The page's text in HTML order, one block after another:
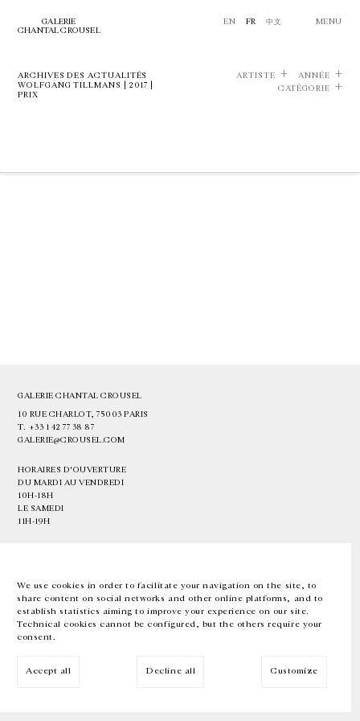
We use cookies in order to facilitate your navigation on the site, to
share content on social networks and other online platforms, and to
establish statistics aiming to improve your experience on our site.
Technical cookies cannot be configured, but the others require your
consent.
Accept all Decline all Customize
GALERIE
CHANTAL CROUSEL
EN FR 中文 MENU
ARCHIVES DES ACTUALITÉS
WOLFGANG TILLMANS | 2017 |
PRIX
ARTISTE
ANNÉE
CATÉGORIE
GALERIE CHANTAL CROUSEL
10 RUE CHARLOT, 75003 PARIS
T. +33 1 42 77 38 87
GALERIE@CROUSEL.COM
HORAIRES D'OUVERTURE
DU MARDI AU VENDREDI
10H-18H
LE SAMEDI
11H-19H
EN FR 中文 Facebook Instagram
Inscrivez-vous à notre newsletter